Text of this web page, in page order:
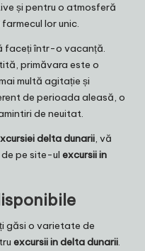
și pentru o atmosferă
lor unic.
faceți într-o vacanță.
primăvara este o
multă agitație și
de perioada aleasă, o
de neuitat.
delta dunarii, vă
pe site-ul excursii in
găsi o varietate de
excursii in delta dunarii.